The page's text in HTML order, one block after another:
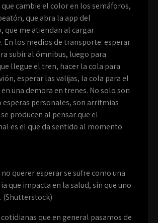
cambie el color en los semáforos,
que abra la app del
que me atiendan al cargar
En los medios de transporte: esperar
subir al ómnibus, luego para
llegue el tren, hacer la cola para
esperar las valijas, la cola para el
una demora en trenes. No solo son
esperas personales, son arritmias
producen al pensar que el
es el que da sentido al momento
querer esperar se sufre como una
que impacta en la salud, sin que uno
(Shutterstock)
cotidianas que en general pasamos de